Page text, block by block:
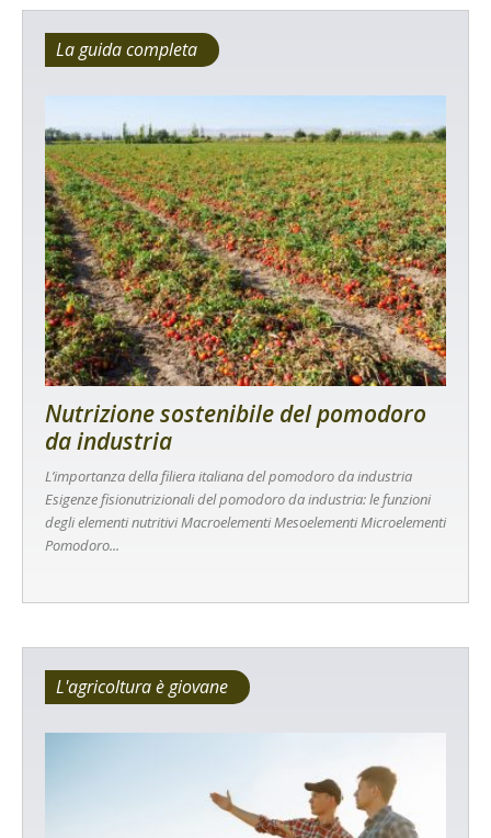
La guida completa
Nutrizione sostenibile del pomodoro
da industria
L’importanza della filiera italiana del pomodoro da industria
Esigenze fisionutrizionali del pomodoro da industria: le funzioni
degli elementi nutritivi Macroelementi Mesoelementi Microelementi
Pomodoro...
L'agricoltura è giovane